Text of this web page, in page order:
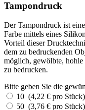
Tampondruck
Der Tampondruck ist
Farbe mittels eines
Vorteil dieser
dem zu bedruckenden
möglich, gewölbte,
zu bedrucken.
Bitte geben Sie die
10 (4,22 € pro Stück)
50 (3,76 € pro Stück)